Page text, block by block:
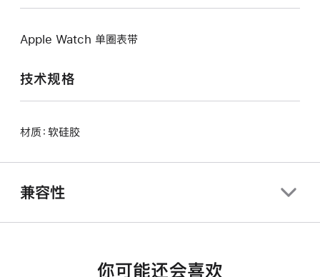
Apple Watch 单圈表带
技术规格
材质：软硅胶
兼容性
你可能还会喜欢